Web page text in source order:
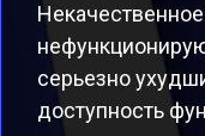
серьезно
доступность